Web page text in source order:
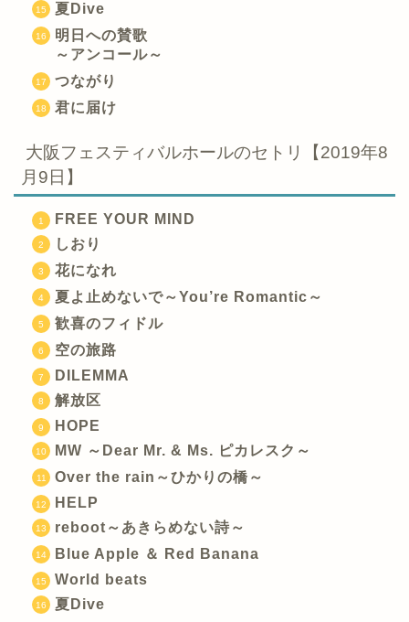
夏Dive
明日への賛歌
～アンコール～
つながり
君に届け
大阪フェスティバルホールのセトリ【2019年8
月9日】
FREE YOUR MIND
しおり
花になれ
夏よ止めないで～You’re Romantic～
歓喜のフィドル
空の旅路
DILEMMA
解放区
HOPE
MW ～Dear Mr. & Ms. ピカレスク～
Over the rain～ひかりの橋～
HELP
reboot～あきらめない詩～
Blue Apple ＆ Red Banana
World beats
夏Dive